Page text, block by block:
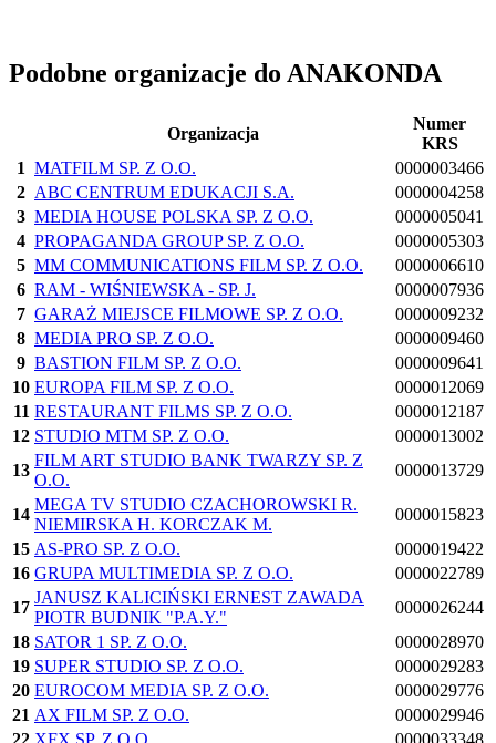
Podobne organizacje do ANAKONDA
Organizacja
Numer
KRS
1 MATFILM SP. Z O.O.
0000003466
2 ABC CENTRUM EDUKACJI S.A.
0000004258
3 MEDIA HOUSE POLSKA SP. Z O.O.
0000005041
4 PROPAGANDA GROUP SP. Z O.O.
0000005303
5 MM COMMUNICATIONS FILM SP. Z O.O.
0000006610
6 RAM - WIŚNIEWSKA - SP. J.
0000007936
7 GARAŻ MIEJSCE FILMOWE SP. Z O.O.
0000009232
8 MEDIA PRO SP. Z O.O.
0000009460
9 BASTION FILM SP. Z O.O.
0000009641
10 EUROPA FILM SP. Z O.O.
0000012069
11 RESTAURANT FILMS SP. Z O.O.
0000012187
12 STUDIO MTM SP. Z O.O.
0000013002
13
FILM ART STUDIO BANK TWARZY SP. Z
O.O.
0000013729
14
MEGA TV STUDIO CZACHOROWSKI R.
NIEMIRSKA H. KORCZAK M.
0000015823
15 AS-PRO SP. Z O.O.
0000019422
16 GRUPA MULTIMEDIA SP. Z O.O.
0000022789
17
JANUSZ KALICIŃSKI ERNEST ZAWADA
PIOTR BUDNIK "P.A.Y."
0000026244
18 SATOR 1 SP. Z O.O.
0000028970
19 SUPER STUDIO SP. Z O.O.
0000029283
20 EUROCOM MEDIA SP. Z O.O.
0000029776
21 AX FILM SP. Z O.O.
0000029946